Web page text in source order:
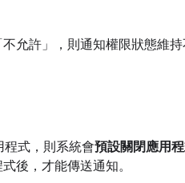
允許」， 則通知權限狀態維持
程式，則系統會預設關閉應用
後，才能傳送通知。